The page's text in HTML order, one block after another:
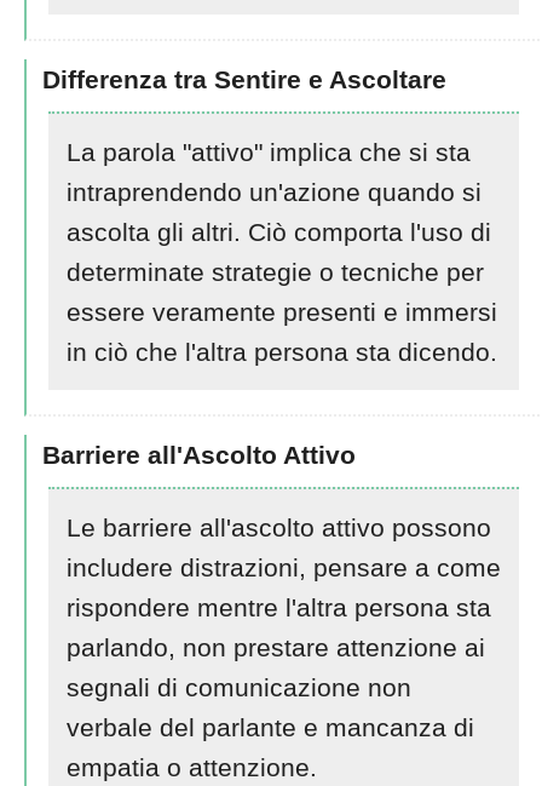
Differenza tra Sentire e Ascoltare
La parola "attivo" implica che si sta
intraprendendo un'azione quando si
ascolta gli altri. Ciò comporta l'uso di
determinate strategie o tecniche per
essere veramente presenti e immersi
in ciò che l'altra persona sta dicendo.
Barriere all'Ascolto Attivo
Le barriere all'ascolto attivo possono
includere distrazioni, pensare a come
rispondere mentre l'altra persona sta
parlando, non prestare attenzione ai
segnali di comunicazione non
verbale del parlante e mancanza di
empatia o attenzione.